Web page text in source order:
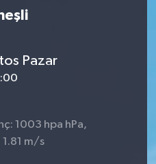
Pazar
1003 hpa hPa,
1.81 m/s